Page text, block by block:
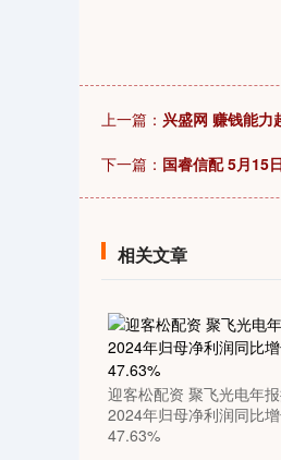
上一篇： 兴盛网 赚钱能力
下一篇： 国睿信配 5月15
相关文章
迎客松配资 聚飞光电年报
2024年归母净利润同比
47.63%